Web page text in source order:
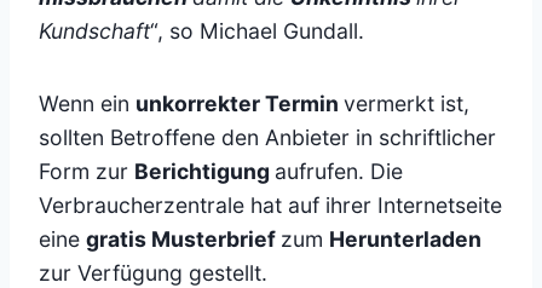
Kundschaft“, so Michael Gundall.
Wenn ein unkorrekter Termin vermerkt ist,
sollten Betroffene den Anbieter in schriftlicher
Form zur Berichtigung aufrufen. Die
Verbraucherzentrale hat auf ihrer Internetseite
eine gratis Musterbrief zum Herunterladen
zur Verfügung gestellt.